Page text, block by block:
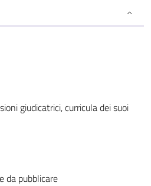
giudicatrici, curricula dei suoi
da pubblicare